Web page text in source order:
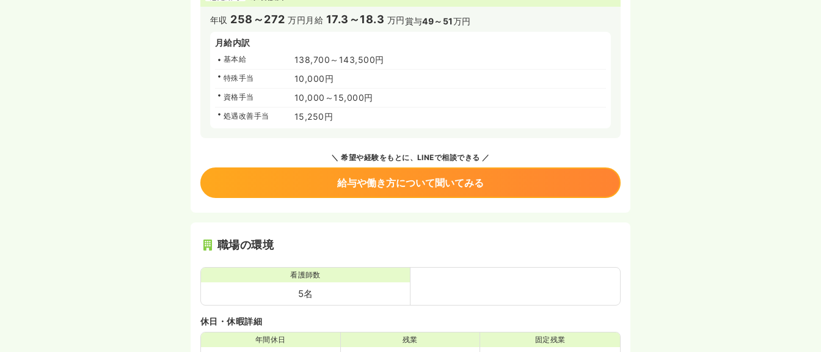
年収 258～272 万円 月給 17.3～18.3 万円賞与49～51万円
月給内訳
基本給 138,700～143,500円
特殊手当 10,000円
資格手当 10,000～15,000円
処遇改善手当 15,250円
希望や経験をもとに、LINEで相談できる
給与や働き方について聞いてみる
職場の環境
看護師数
5名
休日・休暇詳細
年間休日 残業 固定残業